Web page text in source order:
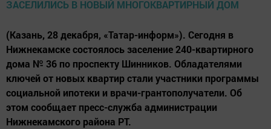
(Казань, 28 декабря, «Татар-информ»). Сегодня в
Нижнекамске состоялось заселение 240-квартирного
дома № 36 по проспекту Шинников. Обладателями
ключей от новых квартир стали участники программы
социальной ипотеки и врачи-грантополучатели. Об
этом сообщает пресс-служба администрации
Нижнекамского района РТ.